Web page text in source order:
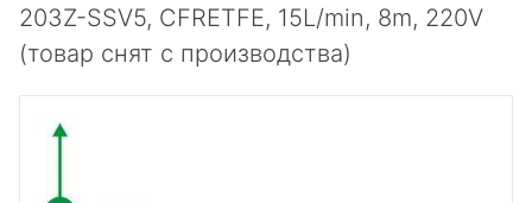
203Z-SSV5, CFRETFE, 15L/min, 8m, 220V
(товар снят с производства)